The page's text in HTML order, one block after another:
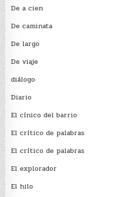
De a cien
De caminata
De largo
De viaje
diálogo
Diario
El cínico del barrio
El crí­tico de palabras
El crí­tico de palabras
El explorador
El hilo